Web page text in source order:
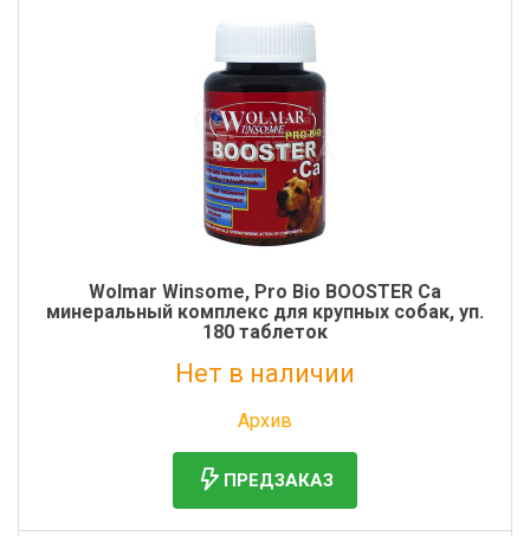
Wolmar Winsome, Pro Bio BOOSTER Ca
минеральный комплекс для крупных собак, уп.
180 таблеток
Нет в наличии
Архив
ПРЕДЗАКАЗ